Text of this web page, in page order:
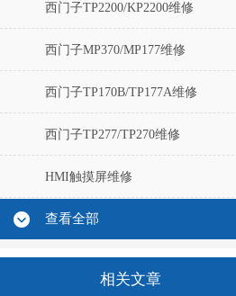
西门子TP2200/KP2200维修
西门子MP370/MP177维修
西门子TP170B/TP177A维修
西门子TP277/TP270维修
HMI触摸屏维修
查看全部
相关文章